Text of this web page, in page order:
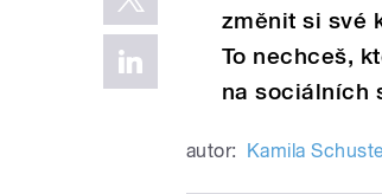
změnit si své
To nechceš,
na sociálních
autor: Kamila